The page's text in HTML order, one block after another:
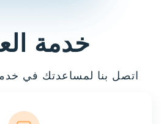
خدمة
اتصل بنا لمساعدتك في